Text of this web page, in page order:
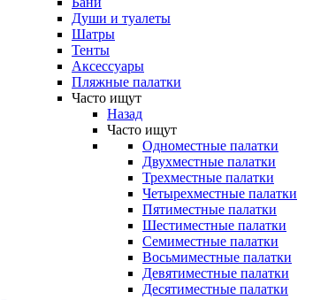
Души и туалеты
Шатры
Тенты
Аксессуары
Пляжные палатки
Часто ищут
Назад
Часто ищут
Одноместные палатки
Двухместные палатки
Трехместные палатки
Четырехместные палатки
Пятиместные палатки
Шестиместные палатки
Семиместные палатки
Восьмиместные палатки
Девятиместные палатки
Десятиместные палатки